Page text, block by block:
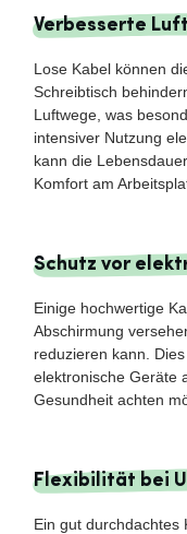
Verbesserte
Lose Kabel können
Schreibtisch
Luftwege, was
intensiver Nutzung
kann die
Komfort am
Schutz vor
Einige hochwertige
Abschirmung
reduzieren kann.
elektronische Geräte
Gesundheit achten
Flexibilität bei
Ein gut durchdachtes